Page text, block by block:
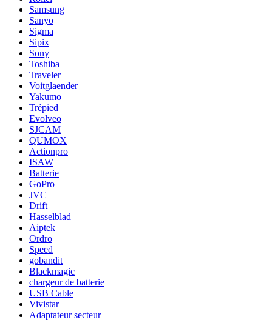
Samsung
Sanyo
Sigma
Sipix
Sony
Toshiba
Traveler
Voitglaender
Yakumo
Trépied
Evolveo
SJCAM
QUMOX
Actionpro
ISAW
Batterie
GoPro
JVC
Drift
Hasselblad
Aiptek
Ordro
Speed
gobandit
Blackmagic
chargeur de batterie
USB Cable
Vivistar
Adaptateur secteur